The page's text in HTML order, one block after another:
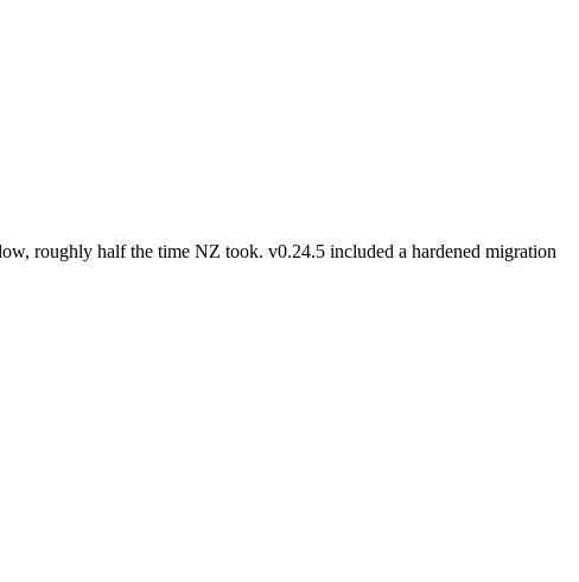
roughly half the time NZ took. v0.24.5 included a hardened migration